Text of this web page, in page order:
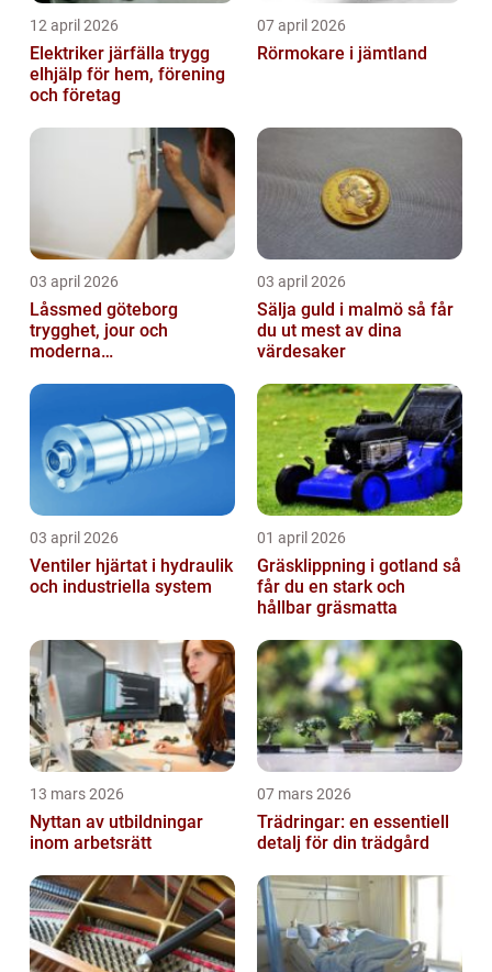
12 april 2026
Elektriker järfälla trygg
elhjälp för hem, förening
och företag
07 april 2026
Rörmokare i jämtland
03 april 2026
Låssmed göteborg
trygghet, jour och
moderna
03 april 2026
Sälja guld i malmö så får
du ut mest av dina
värdesaker
03 april 2026
Ventiler hjärtat i hydraulik
och industriella system
01 april 2026
Gräsklippning i gotland så
får du en stark och
hållbar gräsmatta
13 mars 2026
Nyttan av utbildningar
inom arbetsrätt
07 mars 2026
Trädringar: en essentiell
detalj för din trädgård